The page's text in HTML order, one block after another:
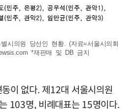
시의원 당선인 현황. (자료=서울시의회
*재판매 및 DB 금지
이 없다. 제12대 서울시의원
103명, 비례대표는 15명이다.